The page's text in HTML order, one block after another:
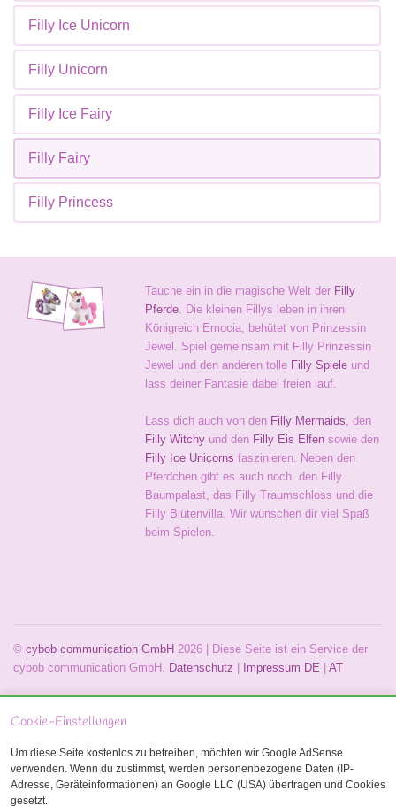
Filly Ice Unicorn
Filly Unicorn
Filly Ice Fairy
Filly Fairy
Filly Princess
Tauche ein in die magische Welt der Filly
Pferde. Die kleinen Fillys leben in ihren
Königreich Emocia, behütet von Prinzessin
Jewel. Spiel gemeinsam mit Filly Prinzessin
Jewel und den anderen tolle Filly Spiele und
lass deiner Fantasie dabei freien lauf.
Lass dich auch von den Filly Mermaids, den
Filly Witchy und den Filly Eis Elfen sowie den
Filly Ice Unicorns faszinieren. Neben den
Pferdchen gibt es auch noch den Filly
Baumpalast, das Filly Traumschloss und die
Filly Blütenvilla. Wir wünschen dir viel Spaß
beim Spielen.
© cybob communication GmbH 2026 | Diese Seite ist ein Service der
cybob communication GmbH. Datenschutz Impressum DE AT
Cookie-Einstellungen
Um diese Seite kostenlos zu betreiben, möchten wir Google AdSense
verwenden. Wenn du zustimmst, werden personenbezogene Daten (IP-
Adresse, Geräteinformationen) an Google LLC (USA) übertragen und Cookies
gesetzt.